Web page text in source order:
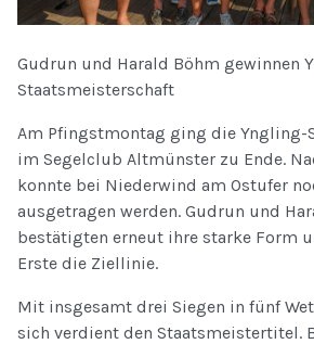
Gudrun und Harald Böhm gewinnen
Staatsmeisterschaft
Am Pfingstmontag ging die Yngling-
im Segelclub Altmünster zu Ende.
konnte bei Niederwind am Ostufer
ausgetragen werden. Gudrun und
bestätigten erneut ihre starke Form
Erste die Ziellinie.
Mit insgesamt drei Siegen in fünf
sich verdient den Staatsmeistertitel.